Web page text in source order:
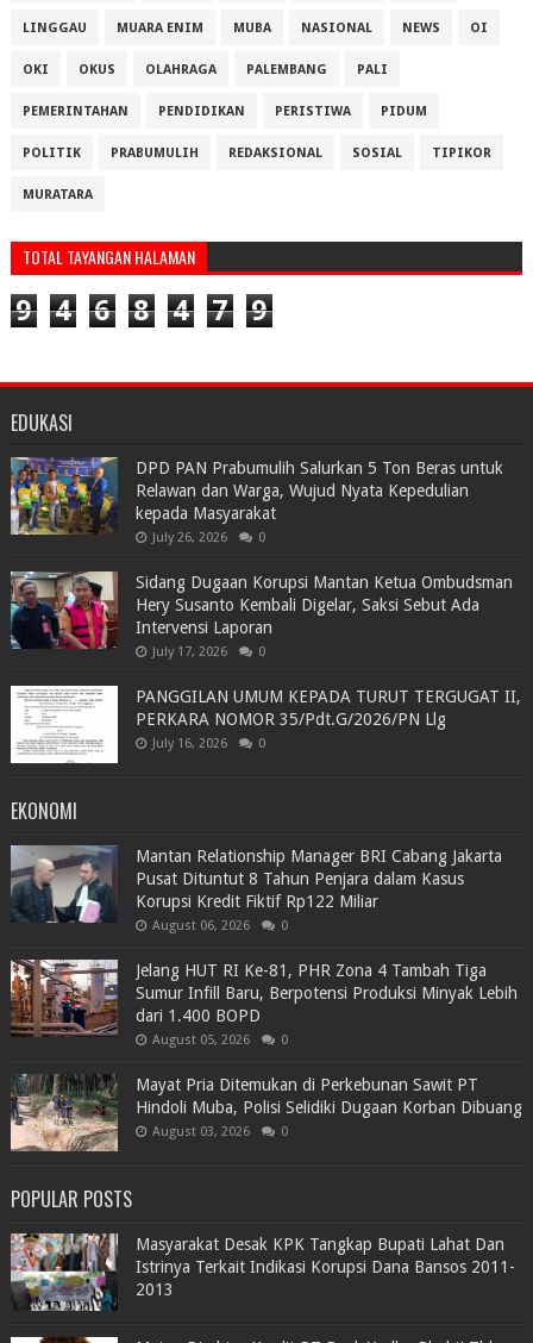
LINGGAU MUARA ENIM MUBA NASIONAL NEWS OI
OKI OKUS OLAHRAGA PALEMBANG PALI
PEMERINTAHAN PENDIDIKAN PERISTIWA PIDUM
POLITIK PRABUMULIH REDAKSIONAL SOSIAL TIPIKOR
MURATARA
TOTAL TAYANGAN HALAMAN
9 4 6 8 4 7 9
EDUKASI
DPD PAN Prabumulih Salurkan 5 Ton Beras untuk
Relawan dan Warga, Wujud Nyata Kepedulian
kepada Masyarakat
July 26, 2026 0
Sidang Dugaan Korupsi Mantan Ketua Ombudsman
Hery Susanto Kembali Digelar, Saksi Sebut Ada
Intervensi Laporan
July 17, 2026 0
PANGGILAN UMUM KEPADA TURUT TERGUGAT II,
PERKARA NOMOR 35/Pdt.G/2026/PN Llg
July 16, 2026 0
EKONOMI
Mantan Relationship Manager BRI Cabang Jakarta
Pusat Dituntut 8 Tahun Penjara dalam Kasus
Korupsi Kredit Fiktif Rp122 Miliar
August 06, 2026 0
Jelang HUT RI Ke-81, PHR Zona 4 Tambah Tiga
Sumur Infill Baru, Berpotensi Produksi Minyak Lebih
dari 1.400 BOPD
August 05, 2026 0
Mayat Pria Ditemukan di Perkebunan Sawit PT
Hindoli Muba, Polisi Selidiki Dugaan Korban Dibuang
August 03, 2026 0
POPULAR POSTS
Masyarakat Desak KPK Tangkap Bupati Lahat Dan
Istrinya Terkait Indikasi Korupsi Dana Bansos 2011-
2013